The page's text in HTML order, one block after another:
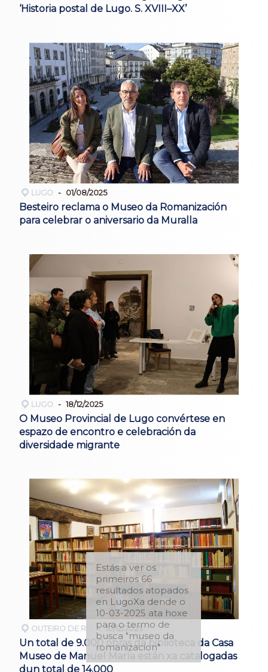
‘Historia postal de Lugo. S. XVIII–XX’
LUGO 01/08/2025
Besteiro reclama o Museo da Romanización
para celebrar o aniversario da Muralla
LUGO 18/12/2025
O Museo Provincial de Lugo convértese en
espazo de encontro e celebración da
diversidade migrante
OUTEIRO DE REI 10/12/2025
Un total de 9.000 obras da biblioteca da Casa
Museo de Manuel María están xa catalogadas
dun total de 14.000
Estás a ver os
primeiros 66
resultados atopados
en LugoXa dende o
10-03-2025 ata hoxe
para o termo de
busca "museo da
romanizacion"